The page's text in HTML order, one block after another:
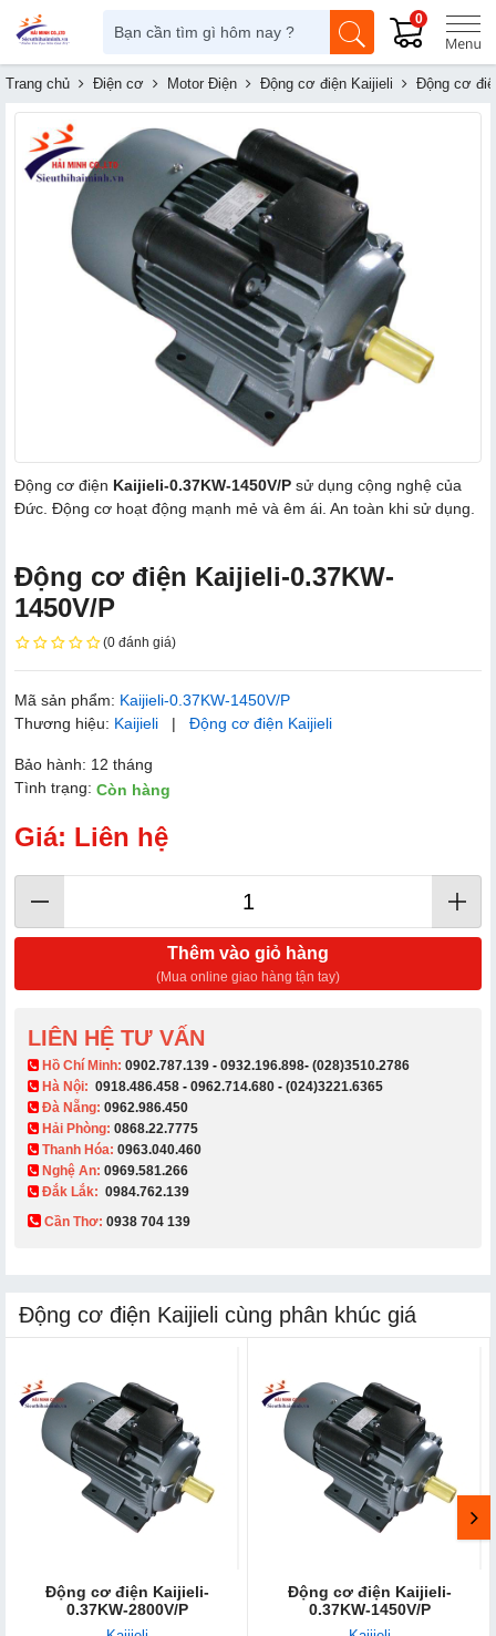
0
Trang chủ Điện cơ Motor Điện Động cơ điện Kaijieli Động cơ
Động cơ điện Kaijieli-0.37KW-1450V/P sử dụng cộng nghệ của
Đức. Động cơ hoạt động mạnh mẻ và êm ái. An toàn khi sử dụng.
Động cơ điện Kaijieli-0.37KW-
1450V/P
(0 đánh giá)
Mã sản phẩm: Kaijieli-0.37KW-1450V/P
Thương hiệu: Kaijieli | Động cơ điện Kaijieli
Bảo hành: 12 tháng
Tình trạng: Còn hàng
Giá: Liên hệ
Thêm vào giỏ hàng
(Mua online giao hàng tận tay)
LIÊN HỆ TƯ VẤN
​ Hồ Chí Minh: 0902.787.139 - 0932.196.898- (028)3510.2786
Hà Nội: 0918.486.458 - 0962.714.680 - (024)3221.6365
Đà Nẵng: 0962.986.450
Hải Phòng: 0868.22.7775
Thanh Hóa: 0963.040.460
Nghệ An: 0969.581.266
Đắk Lắk: 0984.762.139
Cần Thơ: 0938 704 139​
Động cơ điện Kaijieli cùng phân khúc giá
Động cơ điện Kaijieli-
0.37KW-2800V/P
Động cơ điện Kaijieli-
0.37KW-1450V/P